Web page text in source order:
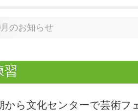
月のお知らせ
習
から文化センターで芸術フ